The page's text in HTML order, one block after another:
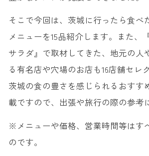
そこで今回は、茨城に行ったら食べ
メニューを15品紹介します。また、
サラダ』で取材してきた、地元の人
る有名店や穴場のお店も16店舗セレ
茨城の食の豊さを感じられるおすす
載ですので、出張や旅行の際の参考
※メニューや価格、営業時間等はす
のです。